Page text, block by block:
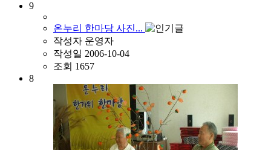
9
온누리 한마당 사진...
작성자 운영자
작성일 2006-10-04
조회 1657
8